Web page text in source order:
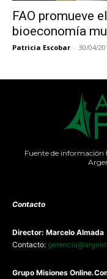
FAO promueve
bioeconomía
Patricia Escobar - 30/04/
Fuente de
Contacto
Director: Marcelo Almada
Contacto:
Grupo Misiones